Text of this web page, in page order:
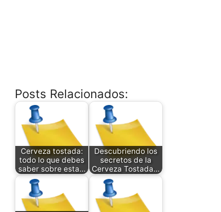
Posts Relacionados:
Cerveza tostada:
todo lo que debes
saber sobre esta…
Descubriendo los
secretos de la
Cerveza Tostada…